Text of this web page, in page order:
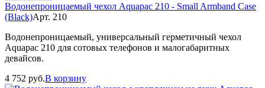
Водонепроницаемый чехол Aquapac 210 - Small Armband Case
(Black)Арт. 210
Водонепроницаемый, универсальный герметичный чехол
Aquapac 210 для сотовых телефонов и малогабаритных
девайсов.
4 752 руб.В корзину